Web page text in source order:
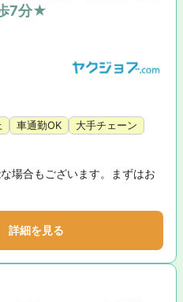
7分★
車通勤OK
大手チェーン
場合もございます。まずはお
詳細を見る